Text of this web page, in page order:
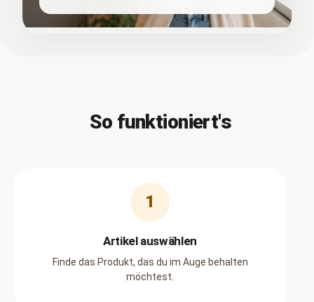
So funktioniert's
1
Artikel auswählen
Finde das Produkt, das du im Auge behalten
möchtest.